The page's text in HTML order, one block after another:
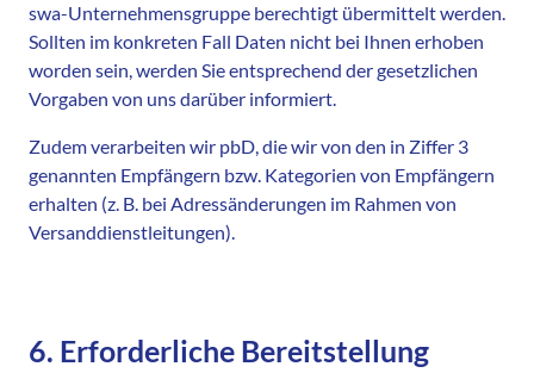
swa-Unternehmensgruppe berechtigt übermittelt werden.
Sollten im konkreten Fall Daten nicht bei Ihnen erhoben
worden sein, werden Sie entsprechend der gesetzlichen
Vorgaben von uns darüber informiert.
Zudem verarbeiten wir pbD, die wir von den in Ziffer 3
genannten Empfängern bzw. Kategorien von Empfängern
erhalten (z. B. bei Adressänderungen im Rahmen von
Versanddienstleitungen).
6. Erforderliche Bereitstellung